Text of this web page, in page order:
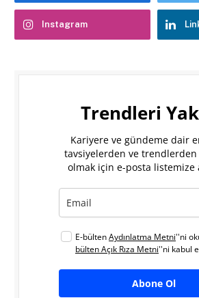
Instagram
Trendleri
Kariyere ve gündeme dair
tavsiyelerden ve
olmak için e-posta listemize
E-bültenAydınlatma Metni''ni
bülten Açık Rıza Metni''ni kabul
Abone Ol